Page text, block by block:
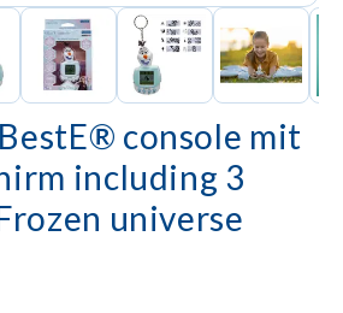
console mit
including 3
universe